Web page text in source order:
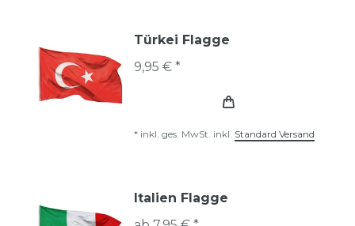
Türkei Flagge
9,95 € *
* inkl. ges. MwSt. inkl. Standard Versand
Italien Flagge